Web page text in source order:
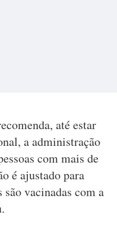
até estar
a administração
com mais de
é ajustado para
são vacinadas com a